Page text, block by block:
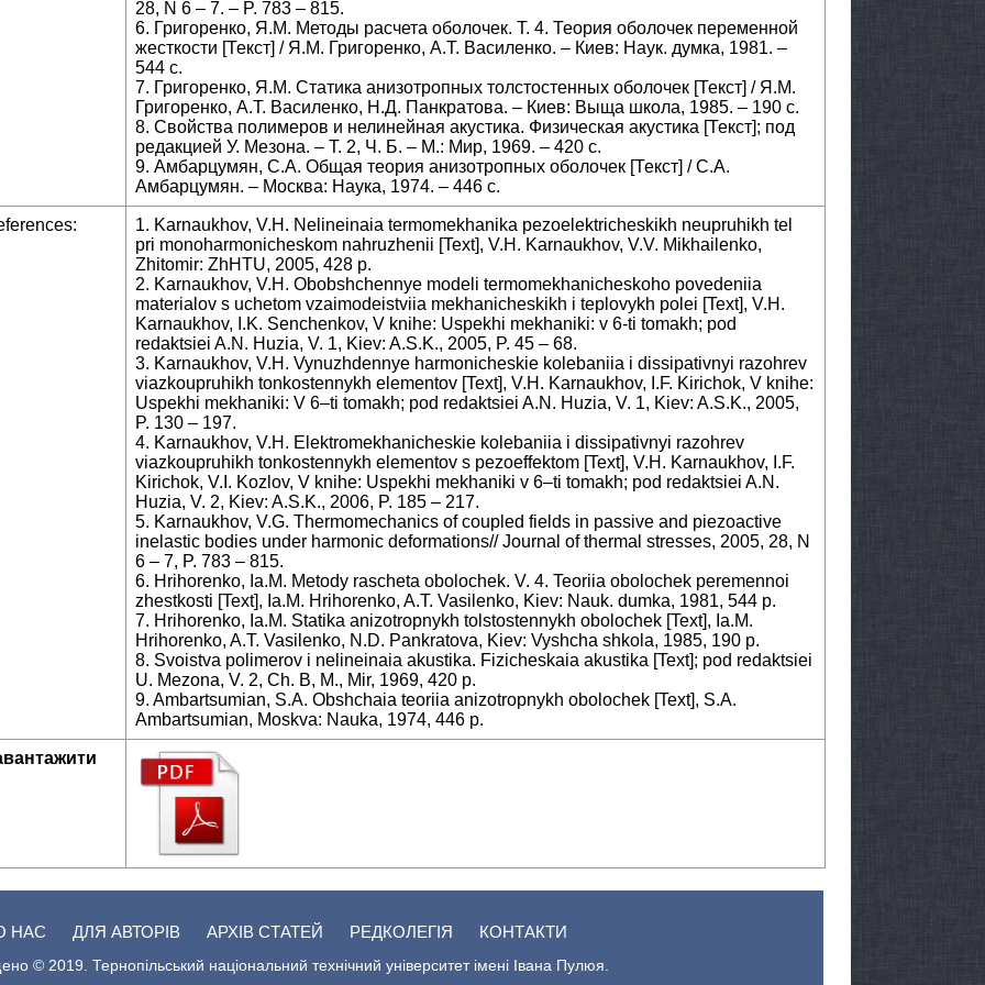
28, N 6 – 7. – P. 783 – 815.
6. Григоренко, Я.М. Методы расчета оболочек. Т. 4. Теория оболочек переменной
жесткости [Текст] / Я.М. Григоренко, А.Т. Василенко. – Киев: Наук. думка, 1981. –
544 с.
7. Григоренко, Я.М. Статика анизотропных толстостенных оболочек [Текст] / Я.М.
Григоренко, А.Т. Василенко, Н.Д. Панкратова. – Киев: Выща школа, 1985. – 190 с.
8. Свойства полимеров и нелинейная акустика. Физическая акустика [Текст]; под
редакцией У. Мезона. – Т. 2, Ч. Б. – М.: Мир, 1969. – 420 с.
9. Амбарцумян, С.А. Общая теория анизотропных оболочек [Текст] / С.А.
Амбарцумян. – Москва: Наука, 1974. – 446 с.
1. Karnaukhov, V.H. Nelineinaia termomekhanika pezoelektricheskikh neupruhikh tel
pri monoharmonicheskom nahruzhenii [Text], V.H. Karnaukhov, V.V. Mikhailenko,
Zhitomir: ZhHTU, 2005, 428 p.
2. Karnaukhov, V.H. Obobshchennye modeli termomekhanicheskoho povedeniia
materialov s uchetom vzaimodeistviia mekhanicheskikh i teplovykh polei [Text], V.H.
Karnaukhov, I.K. Senchenkov, V knihe: Uspekhi mekhaniki: v 6-ti tomakh; pod
redaktsiei A.N. Huzia, V. 1, Kiev: A.S.K., 2005, P. 45 – 68.
3. Karnaukhov, V.H. Vynuzhdennye harmonicheskie kolebaniia i dissipativnyi razohrev
viazkoupruhikh tonkostennykh elementov [Text], V.H. Karnaukhov, I.F. Kirichok, V knihe:
Uspekhi mekhaniki: V 6–ti tomakh; pod redaktsiei A.N. Huzia, V. 1, Kiev: A.S.K., 2005,
P. 130 – 197.
4. Karnaukhov, V.H. Elektromekhanicheskie kolebaniia i dissipativnyi razohrev
viazkoupruhikh tonkostennykh elementov s pezoeffektom [Text], V.H. Karnaukhov, I.F.
Kirichok, V.I. Kozlov, V knihe: Uspekhi mekhaniki v 6–ti tomakh; pod redaktsiei A.N.
Huzia, V. 2, Kiev: A.S.K., 2006, P. 185 – 217.
5. Karnaukhov, V.G. Thermomechanics of coupled fields in passive and piezoactive
inelastic bodies under harmonic deformations// Journal of thermal stresses, 2005, 28, N
6 – 7, P. 783 – 815.
6. Hrihorenko, Ia.M. Metody rascheta obolochek. V. 4. Teoriia obolochek peremennoi
zhestkosti [Text], Ia.M. Hrihorenko, A.T. Vasilenko, Kiev: Nauk. dumka, 1981, 544 p.
7. Hrihorenko, Ia.M. Statika anizotropnykh tolstostennykh obolochek [Text], Ia.M.
Hrihorenko, A.T. Vasilenko, N.D. Pankratova, Kiev: Vyshcha shkola, 1985, 190 p.
8. Svoistva polimerov i nelineinaia akustika. Fizicheskaia akustika [Text]; pod redaktsiei
U. Mezona, V. 2, Ch. B, M., Mir, 1969, 420 p.
9. Ambartsumian, S.A. Obshchaia teoriia anizotropnykh obolochek [Text], S.A.
Ambartsumian, Moskva: Nauka, 1974, 446 p.
НАС ДЛЯ АВТОРІВ АРХІВ СТАТЕЙ РЕДКОЛЕГІЯ КОНТАКТИ
© 2019. Тернопільський національний технічний університет імені Івана Пулюя.